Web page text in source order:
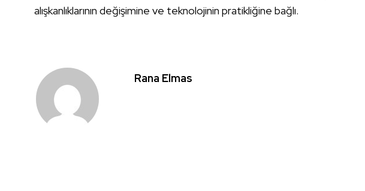
alışkanlıklarının değişimine ve teknolojinin pratikliğine bağlı.
Rana Elmas